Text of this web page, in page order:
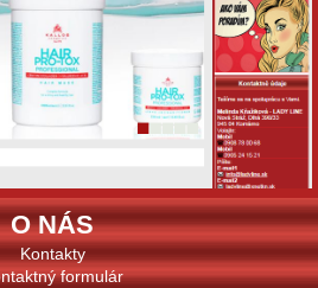
O NÁS
Kontakty
formulár